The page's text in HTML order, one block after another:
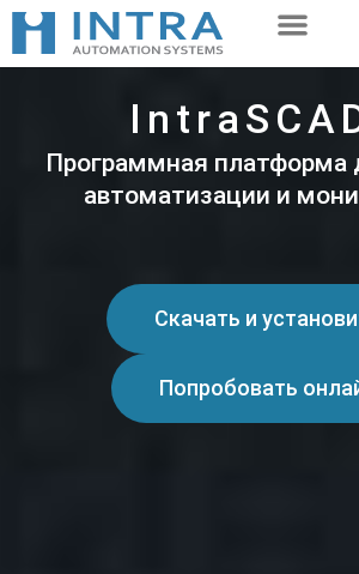
Перейти
содержимому
Программная платформа
автоматизации и
Скачать и
Попробовать